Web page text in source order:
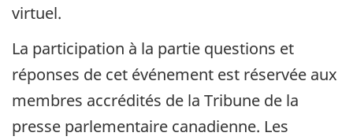
virtuel.
La participation à la partie questions et
réponses de cet événement est réservée aux
membres accrédités de la Tribune de la
presse parlementaire canadienne. Les